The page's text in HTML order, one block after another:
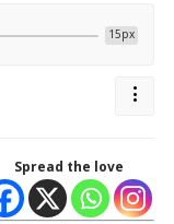
15px
Spread the love